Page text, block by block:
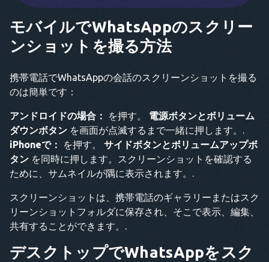
モバイルでWhatsAppのスクリー
ンショットを撮る方法
携帯電話でWhatsAppの会話のスクリーンショットを撮る
のは簡単です：
アンドロイドの場合： を押す。 電源ボタンとボリューム
ダウンボタン を画面が点滅するまで一緒に押します。.
iPhoneで：
を押す。 サイドボタンとボリュームアップボ
タン を同時に押します。スクリーンショットを確認する
ために、サムネイルが隅に表示されます。.
スクリーンショットは、携帯電話のギャラリーまたはスク
リーンショットフォルダに保存され、そこで表示、編集、
共有することができます。.
デスクトップでWhatsAppをスク